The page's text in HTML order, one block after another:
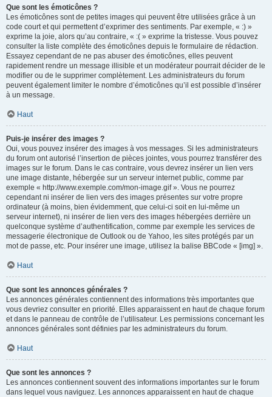
Que sont les émoticônes ?
Les émoticônes sont de petites images qui peuvent être utilisées grâce à un
code court et qui permettent d’exprimer des sentiments. Par exemple, « :) »
exprime la joie, alors qu’au contraire, « :( » exprime la tristesse. Vous pouvez
consulter la liste complète des émoticônes depuis le formulaire de rédaction.
Essayez cependant de ne pas abuser des émoticônes, elles peuvent
rapidement rendre un message illisible et un modérateur pourrait décider de le
modifier ou de le supprimer complètement. Les administrateurs du forum
peuvent également limiter le nombre d’émoticônes qu’il est possible d’insérer
à un message.
Haut
Puis-je insérer des images ?
Oui, vous pouvez insérer des images à vos messages. Si les administrateurs
du forum ont autorisé l’insertion de pièces jointes, vous pourrez transférer des
images sur le forum. Dans le cas contraire, vous devrez insérer un lien vers
une image distante, hébergée sur un serveur internet public, comme par
exemple « http://www.exemple.com/mon-image.gif ». Vous ne pourrez
cependant ni insérer de lien vers des images présentes sur votre propre
ordinateur (à moins, bien évidemment, que celui-ci soit en lui-même un
serveur internet), ni insérer de lien vers des images hébergées derrière un
quelconque système d’authentification, comme par exemple les services de
messagerie électronique de Outlook ou de Yahoo, les sites protégés par un
mot de passe, etc. Pour insérer une image, utilisez la balise BBCode « [img] ».
Haut
Que sont les annonces générales ?
Les annonces générales contiennent des informations très importantes que
vous devriez consulter en priorité. Elles apparaissent en haut de chaque forum
et dans le panneau de contrôle de l’utilisateur. Les permissions concernant les
annonces générales sont définies par les administrateurs du forum.
Haut
Que sont les annonces ?
Les annonces contiennent souvent des informations importantes sur le forum
dans lequel vous naviguez. Les annonces apparaissent en haut de chaque